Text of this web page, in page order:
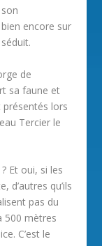
encore sur
de
sa faune et
lors
Tercier le
Et oui, si les
d’autres qu’ils
pas du
500 mètres
C’est le